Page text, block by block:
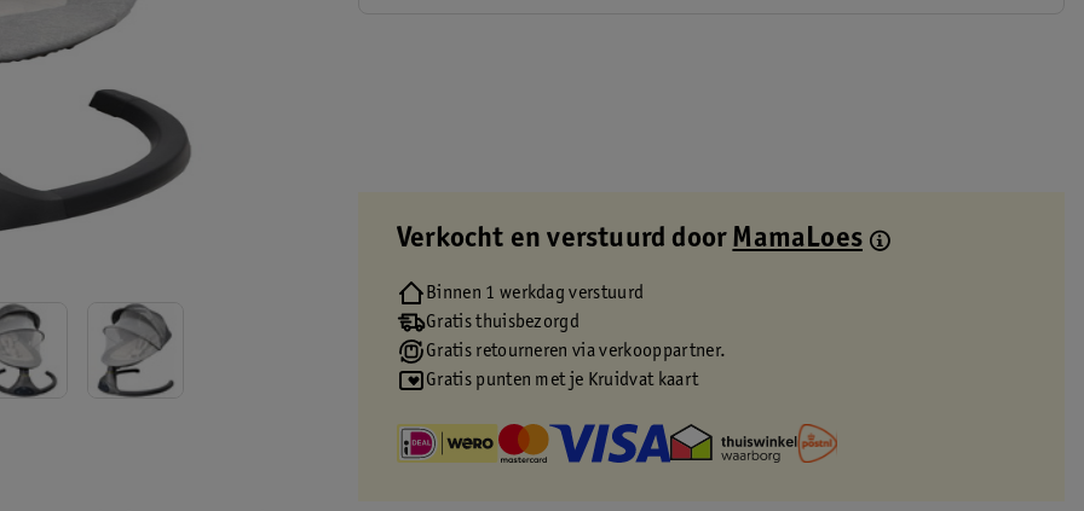
Verkocht en verstuurd door MamaLoes
Binnen 1 werkdag verstuurd
Gratis thuisbezorgd
Gratis retourneren via verkooppartner.
Gratis punten met je Kruidvat kaart